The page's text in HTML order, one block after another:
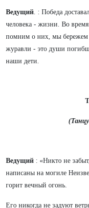
Ведущий. : Победа
человека - жизни. Во
помним о них, мы бережем
журавли - это души
наши дети.
Ведущий : «Никто не
написаны на могиле
горит вечный огонь.
Его никогда не задуют